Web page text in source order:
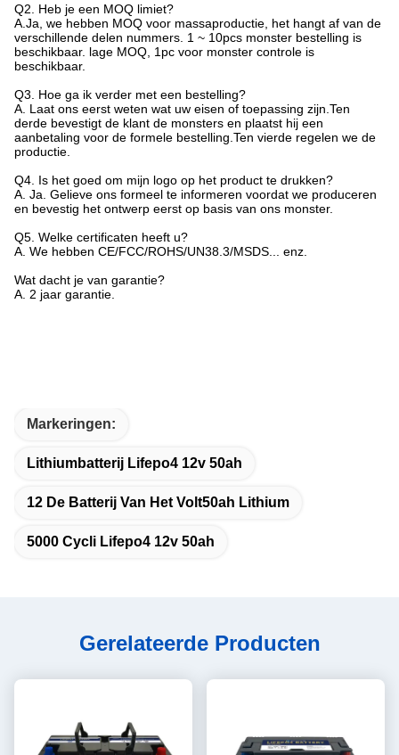
Q2. Heb je een MOQ limiet?
A.Ja, we hebben MOQ voor massaproductie, het hangt af van de
verschillende delen nummers. 1 ~ 10pcs monster bestelling is
beschikbaar. lage MOQ, 1pc voor monster controle is
beschikbaar.
Q3. Hoe ga ik verder met een bestelling?
A. Laat ons eerst weten wat uw eisen of toepassing zijn.Ten
derde bevestigt de klant de monsters en plaatst hij een
aanbetaling voor de formele bestelling.Ten vierde regelen we de
productie.
Q4. Is het goed om mijn logo op het product te drukken?
A. Ja. Gelieve ons formeel te informeren voordat we produceren
en bevestig het ontwerp eerst op basis van ons monster.
Q5. Welke certificaten heeft u?
A. We hebben CE/FCC/ROHS/UN38.3/MSDS... enz.
Wat dacht je van garantie?
A. 2 jaar garantie.
Markeringen:
Lithiumbatterij Lifepo4 12v 50ah
12 De Batterij Van Het Volt50ah Lithium
5000 Cycli Lifepo4 12v 50ah
Gerelateerde Producten